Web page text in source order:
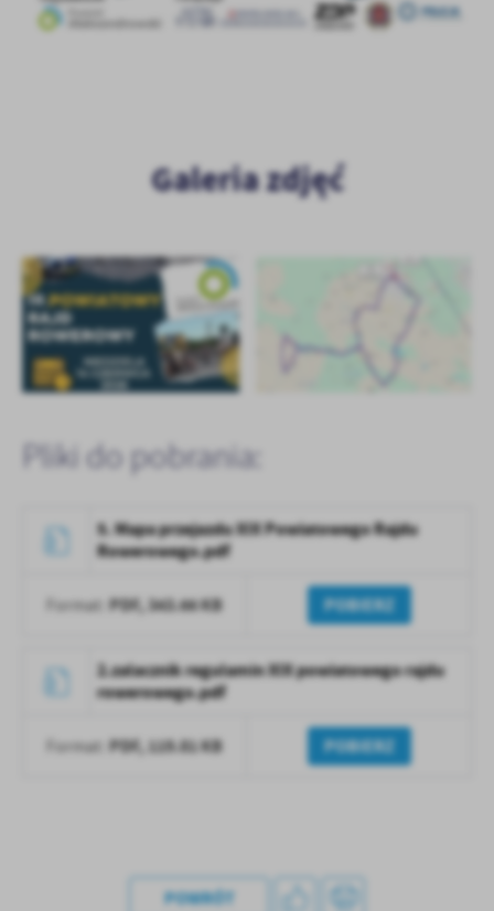
Galeria zdjęć
Pliki do pobrania:
5. Mapa przejazdu XIX Powiatowego Rajdu
Rowerowego.pdf
Format: PDF, 343.66 KB POBIERZ
2.zalacznik regulamin XIX powiatowego rajdu
rowerowego.pdf
Format: PDF, 119.81 KB POBIERZ
POWRÓT